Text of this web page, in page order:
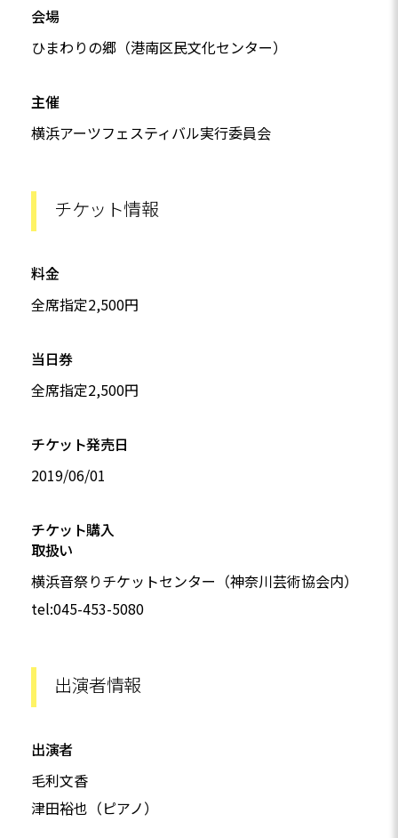
会場
ひまわりの郷（港南区民文化センター）
主催
横浜アーツフェスティバル実行委員会
チケット情報
料金
全席指定2,500円
当日券
全席指定2,500円
チケット発売日
2019/06/01
チケット購入
取扱い
横浜音祭りチケットセンター（神奈川芸術協会内）
tel:045-453-5080
出演者情報
出演者
毛利文香
津田裕也（ピアノ）